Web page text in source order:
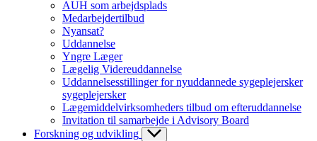
AUH som arbejdsplads
Medarbejdertilbud
Nyansat?
Uddannelse
Yngre Læger
Lægelig Videreuddannelse
Uddannelsesstillinger for nyuddannede sygeplejersker
sygeplejersker
Lægemiddelvirksomheders tilbud om efteruddannelse
Invitation til samarbejde i Advisory Board
Forskning og udvikling